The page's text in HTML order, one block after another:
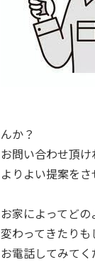
んか？
お問い合わせ頂
よりよい提案を
お家によってど
変わってきたり
お電話してみて